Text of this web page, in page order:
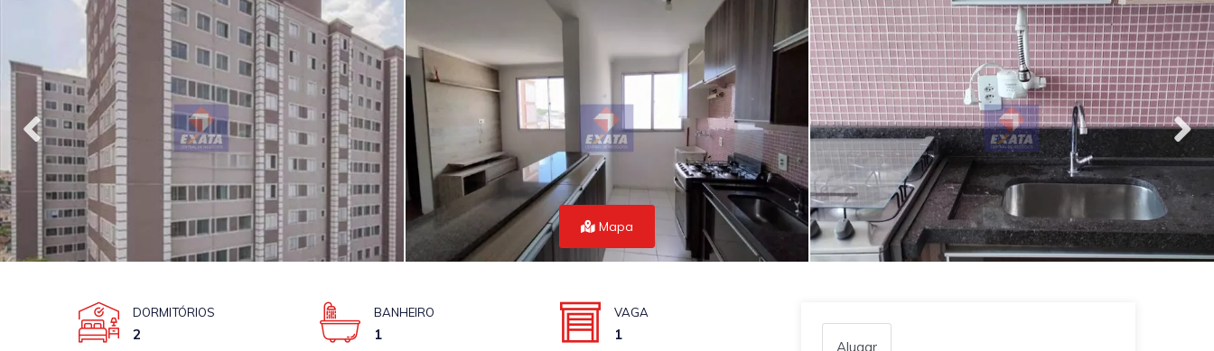
Mapa
DORMITÓRIOS
2
BANHEIRO
1
VAGA
1
Alugar